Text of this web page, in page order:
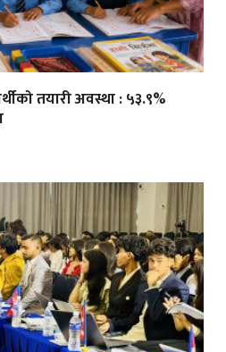
तयारी अवस्था : ५३.९%